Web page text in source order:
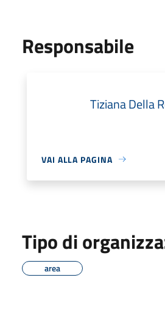
Responsabile
Tiziana Della
VAI ALLA PAGINA
Tipo di
area